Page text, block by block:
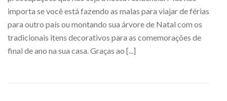
importa se você está fazendo as malas para viajar de férias
para outro país ou montando sua árvore de Natal com os
tradicionais itens decorativos para as comemorações de
final de ano na sua casa. Graças ao [...]